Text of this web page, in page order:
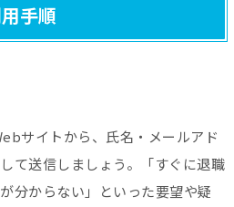
手順
サイトから、氏名・メールアド
て送信しましょう。「すぐに退職
分からない」といった要望や疑